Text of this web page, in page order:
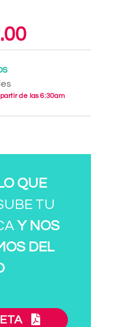
de las 6:30am
QUE
TU
Y NOS
DEL